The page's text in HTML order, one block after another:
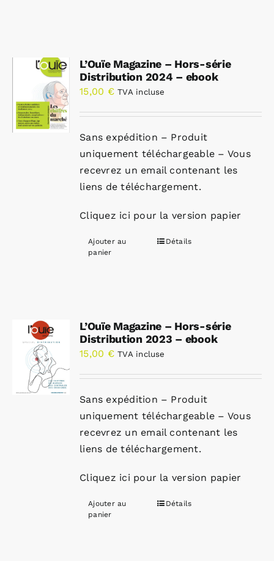
L’Ouïe Magazine – Hors-série
Distribution 2024 – ebook
15,00 € TVA incluse
Sans expédition – Produit
uniquement téléchargeable – Vous
recevrez un email contenant les
liens de téléchargement.
Cliquez ici pour la version papier
Ajouter au
panier
Détails
L’Ouïe Magazine – Hors-série
Distribution 2023 – ebook
15,00 € TVA incluse
Sans expédition – Produit
uniquement téléchargeable – Vous
recevrez un email contenant les
liens de téléchargement.
Cliquez ici pour la version papier
Ajouter au
panier
Détails